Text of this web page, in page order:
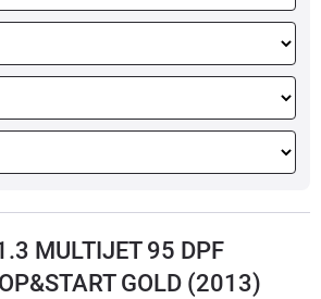
MULTIJET 95 DPF
GOLD (2013)